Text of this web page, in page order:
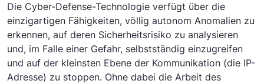
Die Cyber-Defense-Technologie verfügt über die
einzigartigen Fähigkeiten, völlig autonom Anomalien zu
erkennen, auf deren Sicherheitsrisiko zu analysieren
und, im Falle einer Gefahr, selbstständig einzugreifen
und auf der kleinsten Ebene der Kommunikation (die IP-
Adresse) zu stoppen. Ohne dabei die Arbeit des